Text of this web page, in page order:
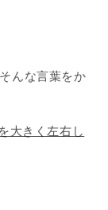
んな言葉をか
大きく左右し